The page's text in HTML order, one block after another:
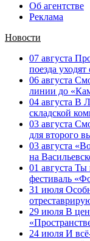
Об агентстве
Реклама
Новости
07 августа
поезда
06 августа
линии до
04 августа В
складской
03 августа
для второго
03 августа
на
01 августа Ты
фестиваль
31 июля
29 июля В
24 июля И